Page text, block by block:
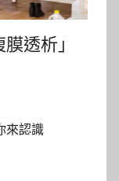
透析」
來認識